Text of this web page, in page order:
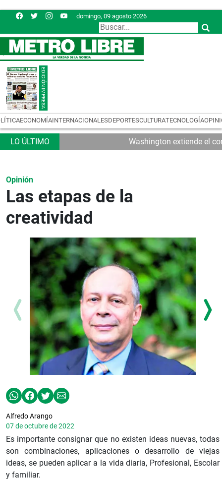
domingo, 09 agosto 2026
ECONOMÍAINTERNACIONALESDEPORTESCULTURATECNOLOGÍA
Washington extiende el
Opinión
Las etapas de la
creatividad
Alfredo Arango
07 de octubre de 2022
Es importante consignar que no existen ideas nuevas, todas
son combinaciones, aplicaciones o desarrollo de viejas
ideas, se pueden aplicar a la vida diaria, Profesional, Escolar
y familiar.